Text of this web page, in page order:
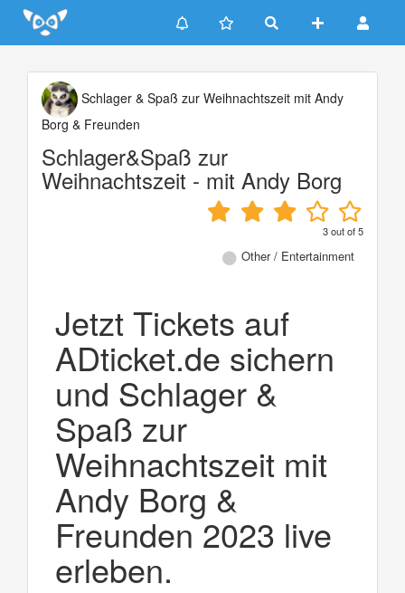
Update cookies preferences
Schlager & Spaß zur Weihnachtszeit mit Andy
Borg & Freunden
Schlager&Spaß zur
Weihnachtszeit - mit Andy Borg
3out of5
Other / Entertainment
Jetzt Tickets auf
ADticket.de sichern
und Schlager &
Spaß zur
Weihnachtszeit mit
Andy Borg &
Freunden 2023 live
erleben.